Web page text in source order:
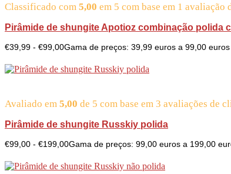
Classificado com 5,00 em 5 com base em 1 avaliação
Pirâmide de shungite Apotioz combinação polida
€39,99 - €99,00Gama de preços: 39,99 euros a 99,00 euros
Avaliado em 5,00 de 5 com base em 3 avaliações de
Pirâmide de shungite Russkiy polida
€99,00 - €199,00Gama de preços: 99,00 euros a 199,00